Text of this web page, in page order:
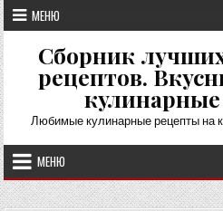
Перейти
к
содержимому
МЕНЮ
Сборник
рецептов.
Любимые кулинарные рецепты на
МЕНЮ